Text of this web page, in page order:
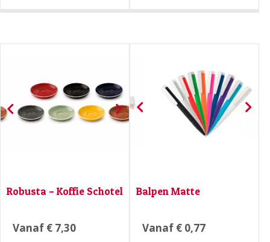
Robusta – Koffie Schotel
Vanaf € 7,30
Balpen Matte
Vanaf € 0,77